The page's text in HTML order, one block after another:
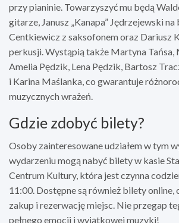
przy pianinie. Towarzyszyć mu będą
gitarze, Janusz „Kanapa” Jędrzejewski na
Centkiewicz z saksofonem oraz Dariusz
perkusji. Wystąpią także Martyna Tańsa,
Amelia Pędzik, Lena Pędzik, Bartosz
i Karina Maślanka, co gwarantuje
muzycznych wrażeń.
Gdzie zdobyć bilety?
Osoby zainteresowane udziałem w tym
wydarzeniu mogą nabyć bilety w kasie
Centrum Kultury, która jest czynna
11:00. Dostępne są również bilety online,
zakup i rezerwację miejsc. Nie przegap
pełnego emocji i wyjątkowej muzyki!